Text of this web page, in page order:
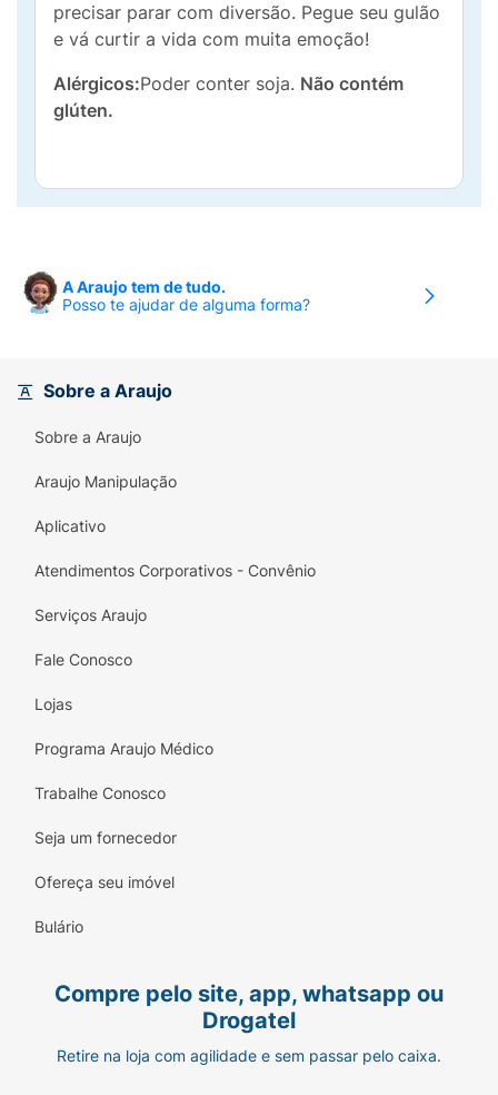
precisar parar com diversão. Pegue seu gulão
e vá curtir a vida com muita emoção!
Alérgicos:Poder conter soja. Não contém
glúten.
A Araujo tem de tudo.
Posso te ajudar de alguma forma?
Sobre a Araujo
Sobre a Araujo
Araujo Manipulação
Aplicativo
Atendimentos Corporativos - Convênio
Serviços Araujo
Fale Conosco
Lojas
Programa Araujo Médico
Trabalhe Conosco
Seja um fornecedor
Ofereça seu imóvel
Bulário
Compre pelo site, app, whatsapp ou
Drogatel
Retire na loja com agilidade e sem passar pelo caixa.